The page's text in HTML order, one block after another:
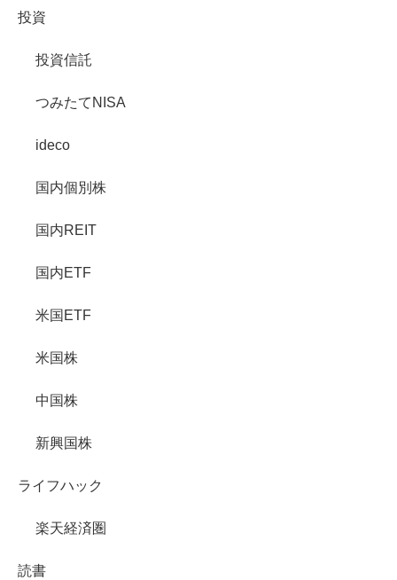
投資
投資信託
つみたてNISA
ideco
国内個別株
国内REIT
国内ETF
米国ETF
米国株
中国株
新興国株
ライフハック
楽天経済圏
読書